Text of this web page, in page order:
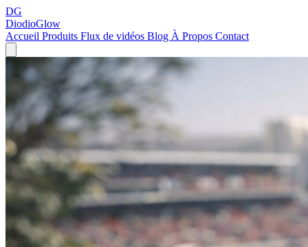
DG
DiodioGlow
Accueil Produits Flux de vidéos Blog À Propos Contact